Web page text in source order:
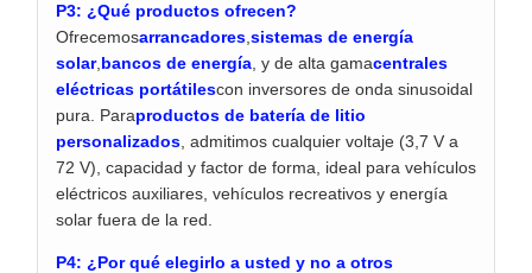
P3: ¿Qué productos ofrecen?
Ofrecemosarrancadores sistemas de energía
solar, bancos de energía , y de alta gamacentrales
eléctricas portátilescon inversores de onda sinusoidal
pura. Paraproductos de batería de litio
personalizados , admitimos cualquier voltaje (3,7 V a
72 V), capacidad y factor de forma, ideal para vehículos
eléctricos auxiliares, vehículos recreativos y energía
solar fuera de la red.
P4: ¿Por qué elegirlo a usted y no a otros